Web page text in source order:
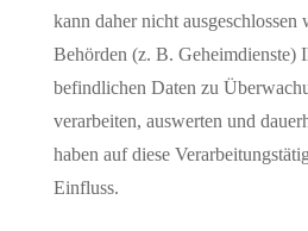
kann daher nicht ausgeschlossen
Behörden (z. B. Geheimdienste)
befindlichen Daten zu
verarbeiten, auswerten und
haben auf diese
Einfluss.